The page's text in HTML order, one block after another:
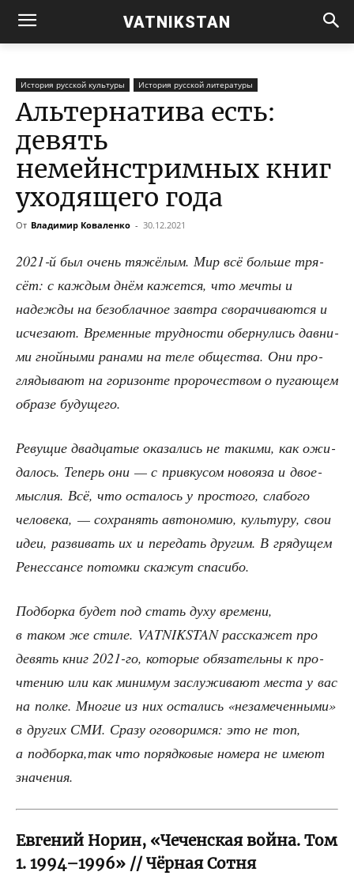
VATNIKSTAN
История русской культуры История русской литературы
Альтернатива есть:
девять
немейнстримных книг
уходящего года
От Владимир Коваленко - 30.12.2021
2021‑й был очень тяжё­лым. Мир всё боль­ше тря­
сёт: с каж­дым днём кажет­ся, что меч­ты и
надеж­ды на без­об­лач­ное зав­тра сво­ра­чи­ва­ют­ся и
исче­за­ют. Вре­мен­ные труд­но­сти обер­ну­лись дав­ни­
ми гной­ны­ми рана­ми на теле обще­ства. Они про­
гля­ды­ва­ют на гори­зон­те про­ро­че­ством о пуга­ю­щем
обра­зе будущего.
Реву­щие два­дца­тые ока­за­лись не таки­ми, как ожи­
да­лось. Теперь они — с при­вку­сом ново­яза и двое­
мыс­лия. Всё, что оста­лось у про­сто­го, сла­бо­го
чело­ве­ка, — сохра­нять авто­но­мию, куль­ту­ру, свои
идеи, раз­ви­вать их и пере­дать дру­гим. В гря­ду­щем
Ренес­сан­се потом­ки ска­жут спасибо.
Под­бор­ка будет под стать духу вре­ме­ни,
в таком же сти­ле. VATNIKSTAN рас­ска­жет про
девять книг 2021-го, кото­рые обя­за­тель­ны к про­
чте­нию или как мини­мум заслу­жи­ва­ют места у вас
на пол­ке. Мно­гие из них оста­лись «неза­ме­чен­ны­ми»
в дру­гих СМИ. Сра­зу ого­во­рим­ся: это не топ,
а подборка,так что поряд­ко­вые номе­ра не име­ют
значения.
Евгений Норин, «Чеченская война. Том
1. 1994–1996» // Чёрная Сотня